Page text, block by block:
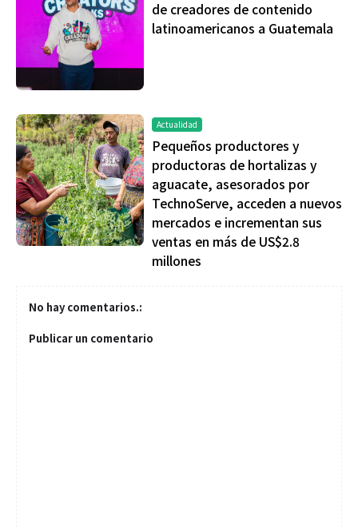
de creadores de contenido
latinoamericanos a Guatemala
Actualidad
Pequeños productores y
productoras de hortalizas y
aguacate, asesorados por
TechnoServe, acceden a nuevos
mercados e incrementan sus
ventas en más de US$2.8
millones
No hay comentarios.:
Publicar un comentario